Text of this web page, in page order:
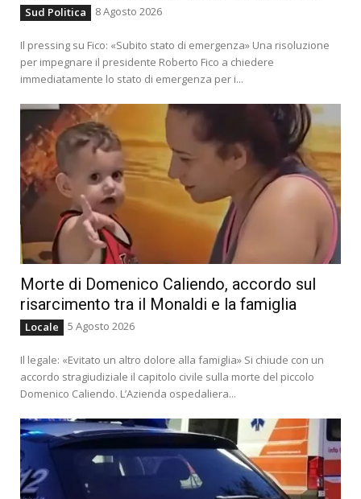
Sud Politica 8 Agosto 2026
Il pressing su Fico: «Subito stato di emergenza» Una risoluzione
per impegnare il presidente Roberto Fico a chiedere
immediatamente lo stato di emergenza per i...
Morte di Domenico Caliendo, accordo sul
risarcimento tra il Monaldi e la famiglia
Locale 5 Agosto 2026
Il legale: «Evitato un altro dolore alla famiglia» Si chiude con un
accordo stragiudiziale il capitolo civile sulla morte del piccolo
Domenico Caliendo. L’Azienda ospedaliera...